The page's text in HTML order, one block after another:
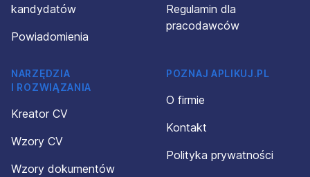
kandydatów
Powiadomienia
Regulamin dla
pracodawców
NARZĘDZIA
I ROZWIĄZANIA
Kreator CV
Wzory CV
Wzory dokumentów
POZNAJ APLIKUJ.PL
O firmie
Kontakt
Polityka prywatności